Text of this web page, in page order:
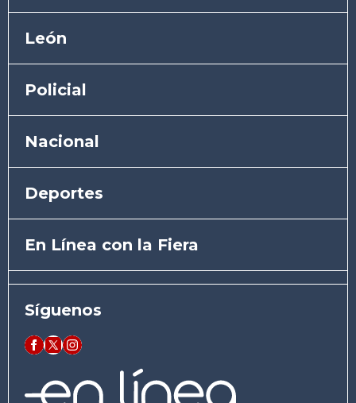
León
Policial
Nacional
Deportes
En Línea con la Fiera
Síguenos